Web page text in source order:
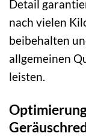
Detail
nach vielen
beibehalten
allgemeinen
leisten.